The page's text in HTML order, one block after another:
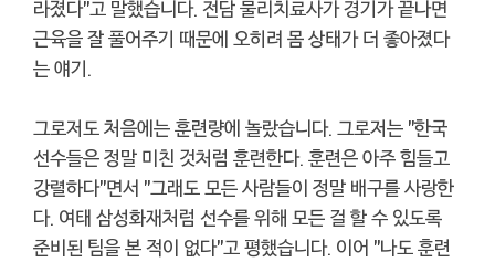
라졌다"고 말했습니다. 전담 물리치료사가 경기가 끝나면
근육을 잘 풀어주기 때문에 오히려 몸 상태가 더 좋아졌다
는 얘기.
그로저도 처음에는 훈련량에 놀랐습니다. 그로저는 "한국
선수들은 정말 미친 것처럼 훈련한다. 훈련은 아주 힘들고
강렬하다"면서 "그래도 모든 사람들이 정말 배구를 사랑한
다. 여태 삼성화재처럼 선수를 위해 모든 걸 할 수 있도록
준비된 팀을 본 적이 없다"고 평했습니다. 이어 "나도 훈련